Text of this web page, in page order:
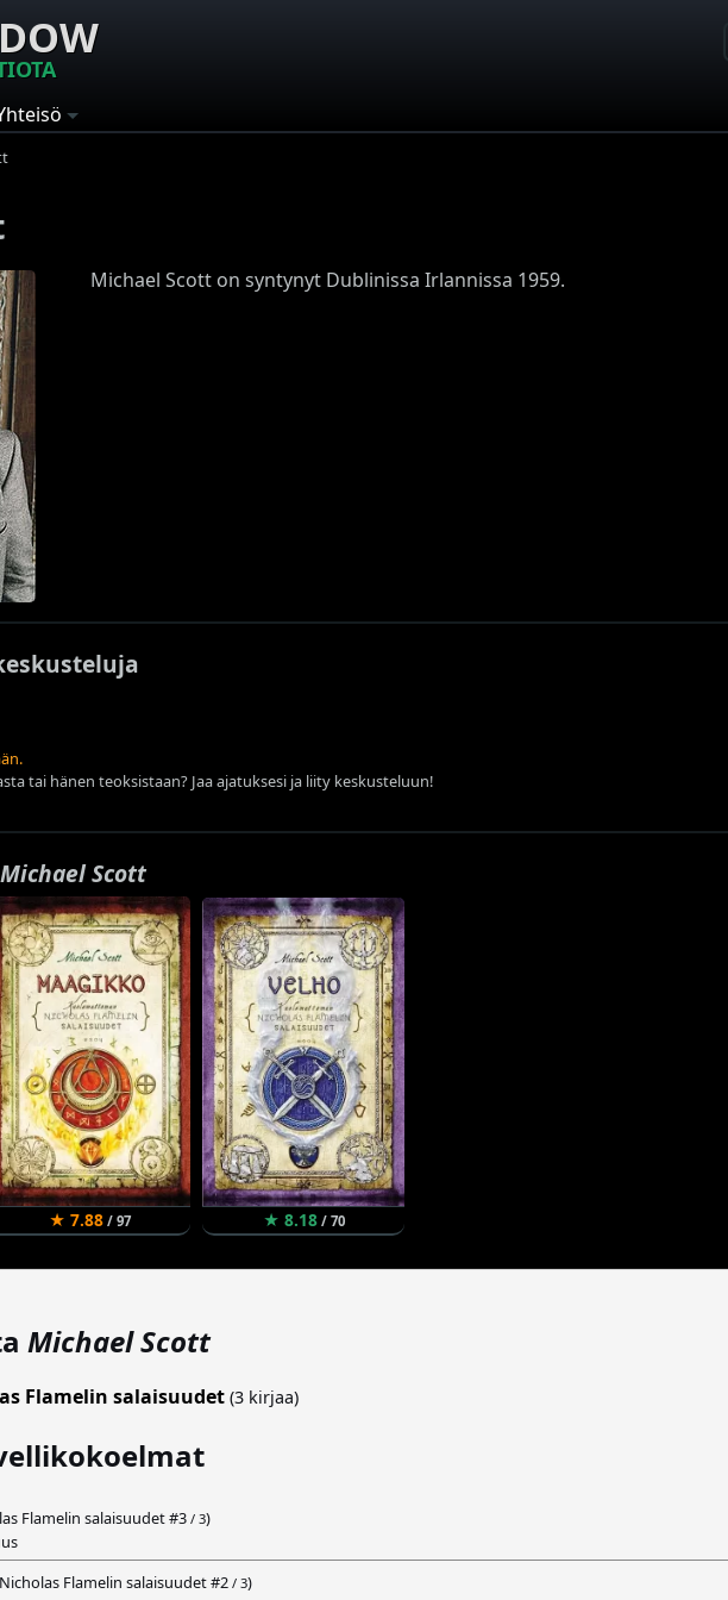
Michael Scott on syntynyt Dublinissa Irlannissa 1959.
tai hänen teoksistaan? Jaa ajatuksesi ja liity keskusteluun!
Michael Scott
★ 7.88/ 97 ★ 8.18/ 70
Michael Scott
Flamelin salaisuudet (3 kirjaa)
Flamelin salaisuudet #3 / 3)
Flamelin salaisuudet #2 / 3)